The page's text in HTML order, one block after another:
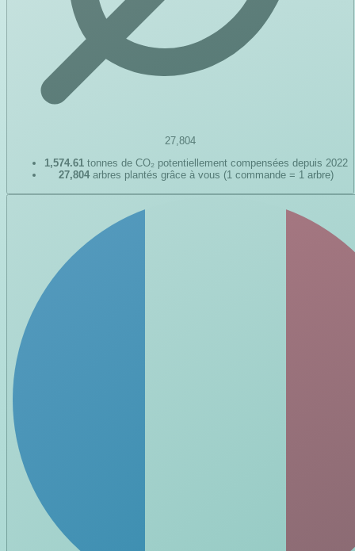
27,804
1,574.61 tonnes de CO₂ potentiellement compensées depuis 2022
27,804 arbres plantés grâce à vous (1 commande = 1 arbre)